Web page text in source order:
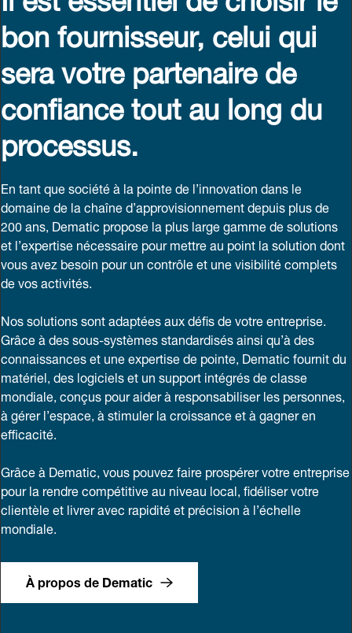
bon fournisseur, celui qui
sera votre partenaire de
confiance tout au long du
processus.
En tant que société à la pointe de l’innovation dans le
domaine de la chaîne d’approvisionnement depuis plus de
200 ans, Dematic propose la plus large gamme de solutions
et l’expertise nécessaire pour mettre au point la solution dont
vous avez besoin pour un contrôle et une visibilité complets
de vos activités.
Nos solutions sont adaptées aux défis de votre entreprise.
Grâce à des sous-systèmes standardisés ainsi qu’à des
connaissances et une expertise de pointe, Dematic fournit du
matériel, des logiciels et un support intégrés de classe
mondiale, conçus pour aider à responsabiliser les personnes,
à gérer l’espace, à stimuler la croissance et à gagner en
efficacité.
Grâce à Dematic, vous pouvez faire prospérer votre entreprise
pour la rendre compétitive au niveau local, fidéliser votre
clientèle et livrer avec rapidité et précision à l’échelle
mondiale.
À propos de Dematic